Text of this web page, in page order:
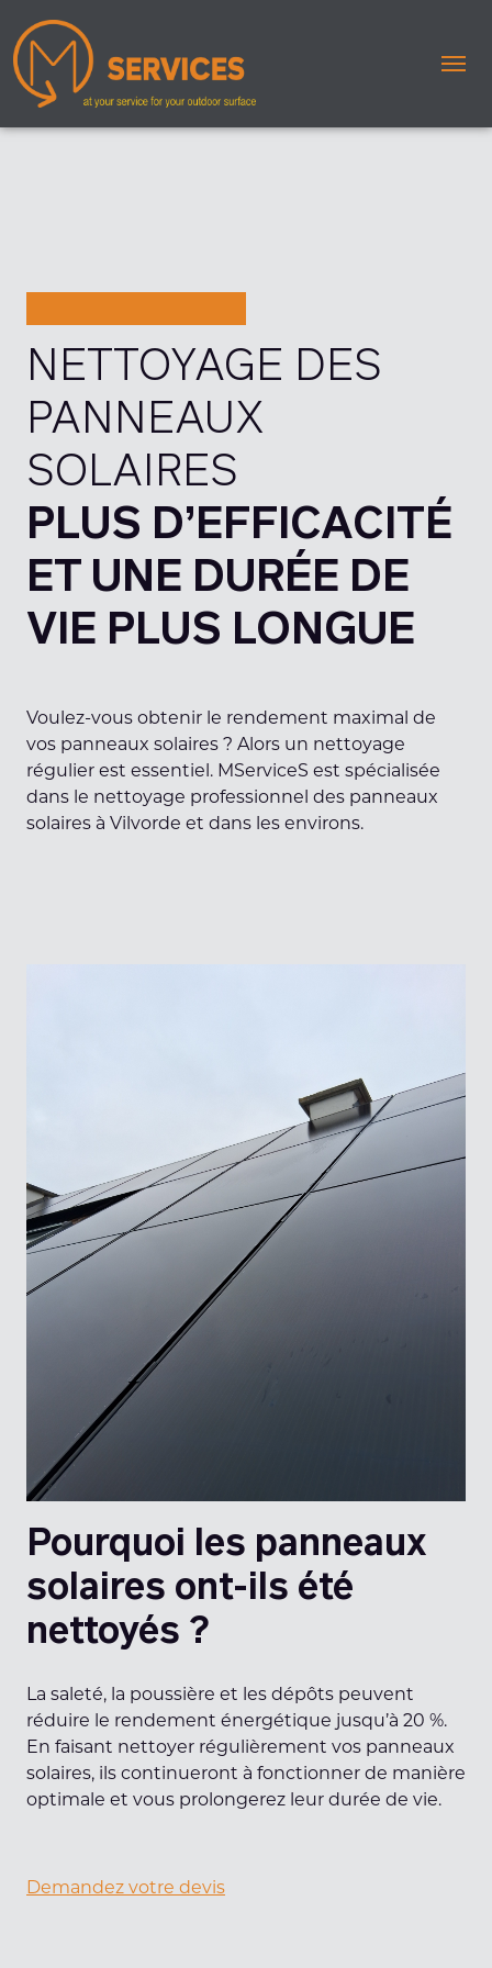
NETTOYAGE DES
PANNEAUX
SOLAIRES
PLUS D’EFFICACITÉ
ET UNE DURÉE DE
VIE PLUS LONGUE
Voulez-vous obtenir le rendement maximal de
vos panneaux solaires ? Alors un nettoyage
régulier est essentiel. MServiceS est spécialisée
dans le nettoyage professionnel des panneaux
solaires à Vilvorde et dans les environs.
Pourquoi les panneaux
solaires ont-ils été
nettoyés ?
La saleté, la poussière et les dépôts peuvent
réduire le rendement énergétique jusqu’à 20 %.
En faisant nettoyer régulièrement vos panneaux
solaires, ils continueront à fonctionner de manière
optimale et vous prolongerez leur durée de vie.
Demandez votre devis